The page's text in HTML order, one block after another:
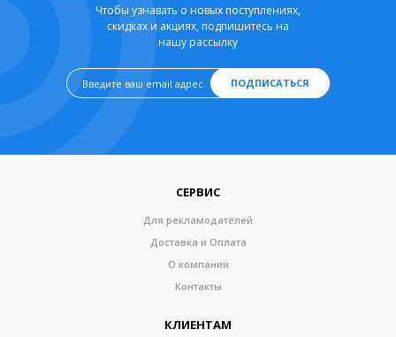
Чтобы узнавать о новых поступлениях,
скидках и акциях, подпишитесь на
нашу рассылку
ПОДПИСАТЬСЯ
СЕРВИС
Для рекламодателей
Доставка и Оплата
О компании
Контакты
КЛИЕНТАМ